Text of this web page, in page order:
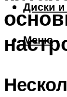
Диски
Меню